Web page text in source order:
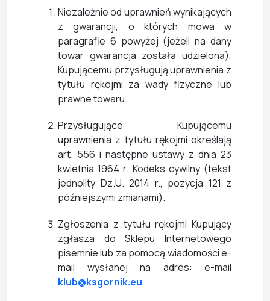
Niezależnie od uprawnień wynikających
z gwarancji, o których mowa w
paragrafie 6 powyżej (jeżeli na dany
towar gwarancja została udzielona),
Kupującemu przysługują uprawnienia z
tytułu rękojmi za wady fizyczne lub
prawne towaru.
Przysługujące Kupującemu
uprawnienia z tytułu rękojmi określają
art. 556 i następne ustawy z dnia 23
kwietnia 1964 r. Kodeks cywilny (tekst
jednolity Dz.U. 2014 r., pozycja 121 z
późniejszymi zmianami).
Zgłoszenia z tytułu rękojmi Kupujący
zgłasza do Sklepu Internetowego
pisemnie lub za pomocą wiadomości e-
mail wysłanej na adres: e-mail
klub@ksgornik.eu.